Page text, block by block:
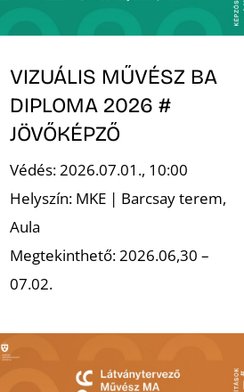
VIZUÁLIS MŰVÉSZ BA
DIPLOMA 2026 #
JÖVŐKÉPZŐ
Védés: 2026.07.01., 10:00
Helyszín: MKE | Barcsay terem,
Aula
Megtekinthető: 2026.06,30 –
07.02.